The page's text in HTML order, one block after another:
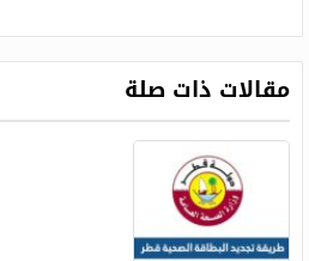
مقالات ذات صلة